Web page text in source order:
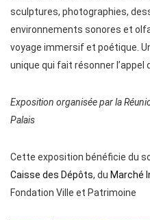
sculptures, photographies,
environnements sonores et
voyage immersif et poétique.
unique qui fait résonner l’appel
Exposition organisée par la
Palais
Cette exposition bénéficie du
Caisse des Dépôts, du Marché
Fondation Ville et Patrimoine